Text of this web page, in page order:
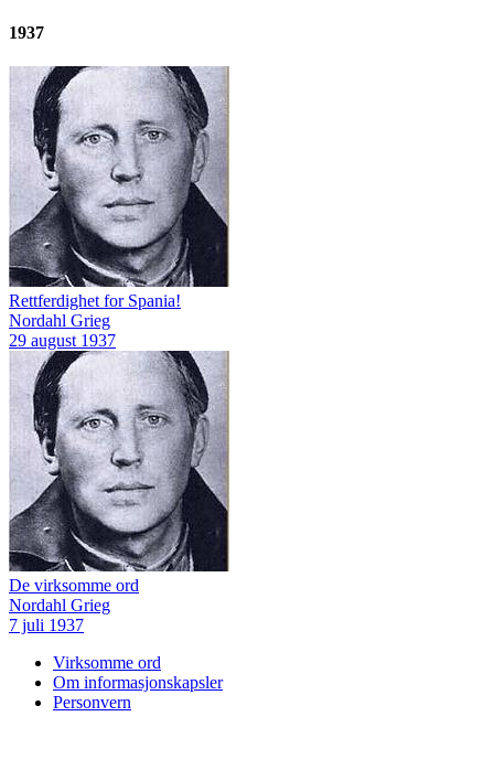
1937
Rettferdighet for Spania!
Nordahl Grieg
29 august 1937
De virksomme ord
Nordahl Grieg
7 juli 1937
Virksomme ord
Om informasjonskapsler
Personvern